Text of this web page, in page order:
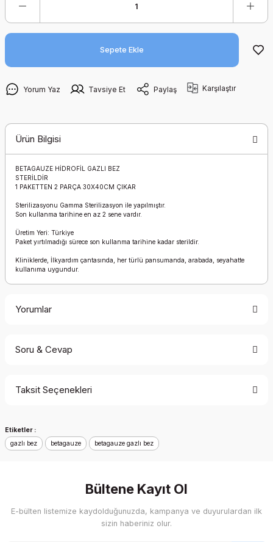
Sepete Ekle
Yorum Yaz Tavsiye Et Paylaş Karşılaştır
Ürün Bilgisi
BETAGAUZE HİDROFİL GAZLI BEZ
STERİLDİR
1 PAKETTEN 2 PARÇA 30X40CM ÇIKAR
Sterilizasyonu Gamma Sterilizasyon ile yapılmıştır.
Son kullanma tarihine en az 2 sene vardır.
Üretim Yeri: Türkiye
Paket yırtılmadığı sürece son kullanma tarihine kadar sterildir.
Kliniklerde, İlkyardım çantasında, her türlü pansumanda, arabada, seyahatte
kullanıma uygundur.
Yorumlar
Soru & Cevap
Soru Sor
Taksit Seçenekleri
Etiketler :
gazlı bez
betagauze betagauze gazlı bez
Bültene Kayıt Ol
E-bülten listemize kaydolduğunuzda, kampanya ve duyurulardan ilk
sizin haberiniz olur.